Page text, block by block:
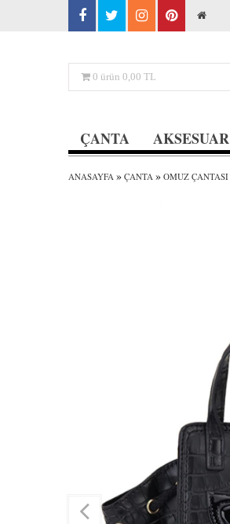
0 ürün 0,00 TL
ÇANTA AKSESUAR
ANASAYFA » ÇANTA » OMUZ ÇANTASI